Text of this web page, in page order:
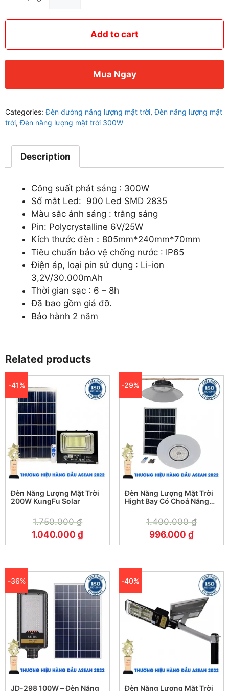
quantity
Add to cart
Mua Ngay
Categories:Đèn đường năng lượng mặt trời,Đèn năng lượng mặt
trời,Đèn năng lượng mặt trời 300W
Description
Công suất phát sáng : 300W
Số mắt Led: 900 Led SMD 2835
Màu sắc ánh sáng : trắng sáng
Pin: Polycrystalline 6V/25W
Kích thước đèn：805mm*240mm*70mm
Tiêu chuẩn bảo vệ chống nước : IP65
Điện áp, loại pin sử dụng : Li-ion
3,2V/30.000mAh
Thời gian sạc : 6 – 8h
Đã bao gồm giá đỡ.
Bảo hành 2 năm
Related products
-41%
Đèn Năng Lượng Mặt Trời
200W KungFu Solar
1.750.000₫
1.040.000₫
-29%
Đèn Năng Lượng Mặt Trời
Hight Bay Có Choá Năng
(200W)1.400.000₫
996.000 ₫
-36%
JD-298 100W – Đèn Năng
-40%
Đèn Năng Lượng Mặt Trời